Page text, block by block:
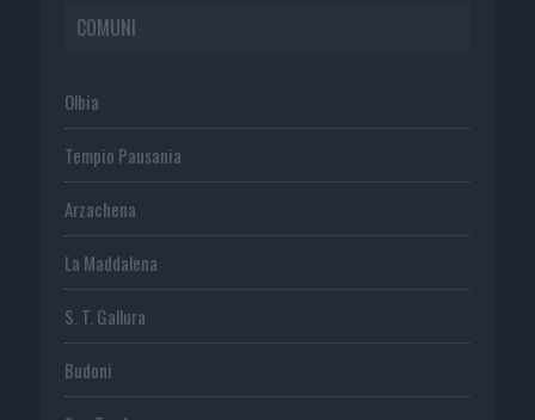
COMUNI
Olbia
Tempio Pausania
Arzachena
La Maddalena
S. T. Gallura
Budoni